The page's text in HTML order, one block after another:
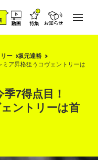
ー
坂元達裕
ア昇格狙うコヴェントリーは
季7得点目！
ントリーは首